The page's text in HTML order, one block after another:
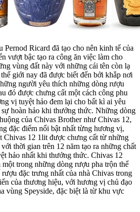
Ricard đã tạo cho nên kinh tế của
vượt bậc tạo ra công ăn việc làm cho
vùng đất này với những cái tên còn lạ
giới nay đã được biết đến bởi khắp nơi
người yêu thích những dòng rượu
đó được chưng cất một cách công phu
vị tuyệt hảo đem lại cho bất kì ai yêu
hoàn hảo khi thưởng thức. Những dòng
của Chivas Brother như Chivas 12,
đặc điểm nổi bật nhất từng hương vị,
Chivas 12 1lit được chưng cất từ những
thời gian trên 12 năm tạo ra những chất
hảo nhất khi thưởng thức. Chivas 12
trong những dòng rượu pha trộn thể
đặc trưng nhất của nhà Chivas trong
của thương hiệu, với hương vị chủ đạo
vùng Speyside, đặc biệt là từ khu vực